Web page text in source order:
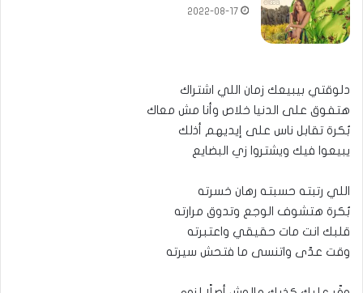
2022-08-17
دلوقتي بيبيعك زمان اللي اشتراك
هتفوق على الدنيا خلاص وأنا مش معاك
بُكرة تقابل ناس على إيديهم أذلك
يبيعوا فيك ويشتروا زي البضايع
اللي رتبته حسبته رهان خسرته
بُكرة هتشوف الوجع وتدوق مرارته
قلبك انت مات حقيقي واعتبرته
وقت عدّى واتنسى ما فتحش سيرته